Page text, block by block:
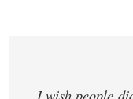
I wish people